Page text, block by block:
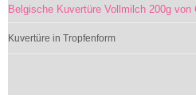
Belgische Kuvertüre Vollmilch 200g von
Kuvertüre in Tropfenform